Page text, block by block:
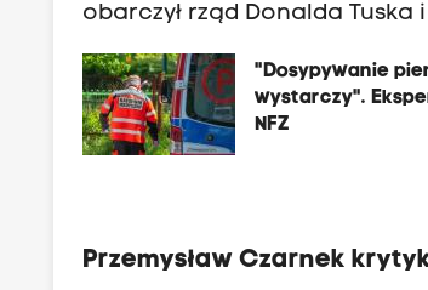
obarczył rząd Donalda Tuska
"Dosypywanie
wystarczy".
NFZ
Przemysław Czarnek